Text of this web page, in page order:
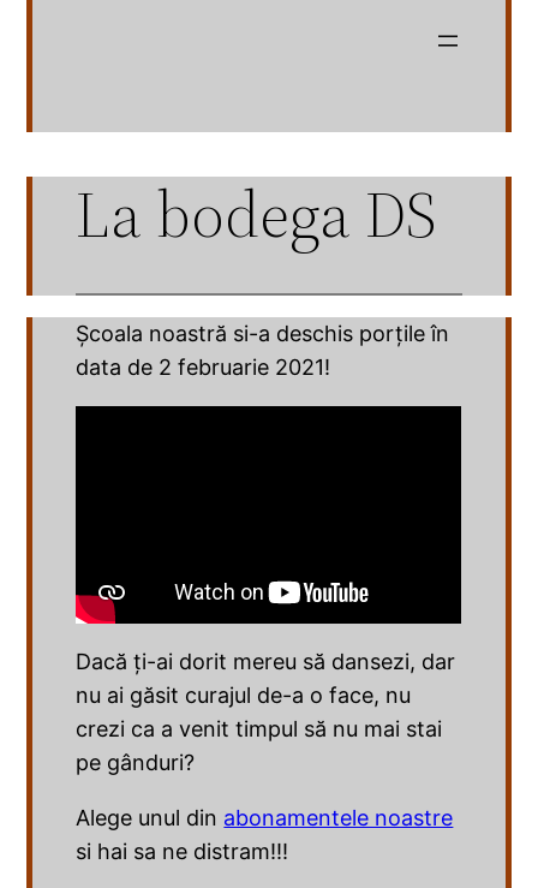
La bodega DS
Școala noastră si-a deschis porțile în
data de 2 februarie 2021!
Dacă ți-ai dorit mereu să dansezi, dar
nu ai găsit curajul de-a o face, nu
crezi ca a venit timpul să nu mai stai
pe gânduri?
Alege unul din abonamentele noastre
si hai sa ne distram!!!